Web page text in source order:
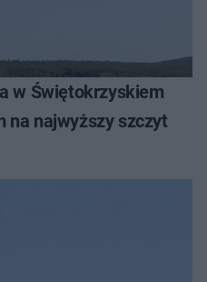
w Świętokrzyskiem
na najwyższy szczyt